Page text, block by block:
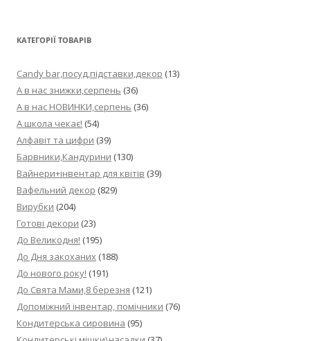
КАТЕГОРІЇ ТОВАРІВ
Candy bar,посуд,підставки,декор (13)
А в нас знижки,серпень (36)
А в нас НОВИНКИ,серпень (36)
А школа чекає! (54)
Алфавіт та цифри (39)
Барвники,Кандурини (130)
Вайнери+інвентар для квітів (39)
Вафельний декор (829)
Вирубки (204)
Готові декори (23)
До Великодня! (195)
До Дня закоханих (188)
До нового року! (191)
До Свята Мами,8 березня (121)
Допоміжний інвентар, помічники (76)
Кондитерська сировина (95)